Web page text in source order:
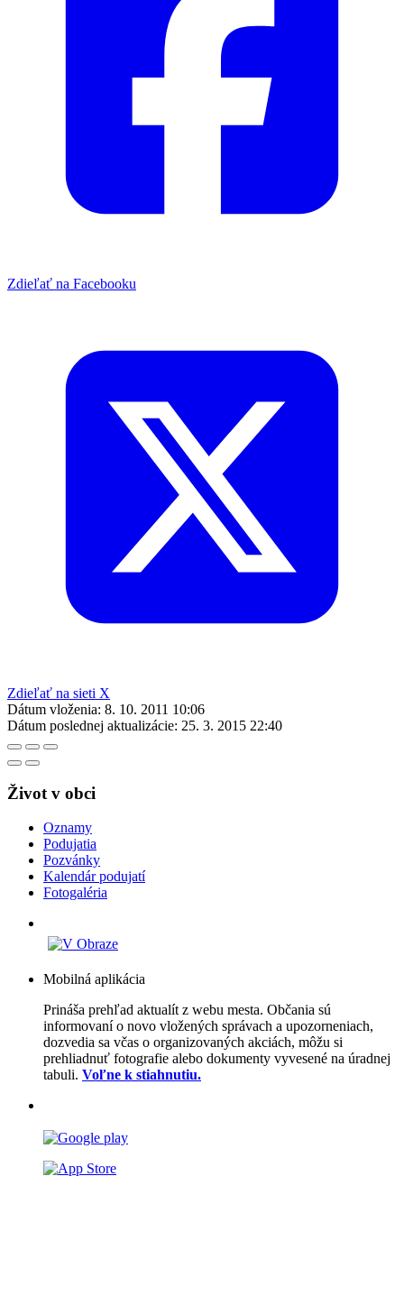
Zdieľať na Facebooku
Zdieľať na sieti X
Dátum vloženia: 8. 10. 2011 10:06
Dátum poslednej aktualizácie: 25. 3. 2015 22:40
Život v obci
Oznamy
Podujatia
Pozvánky
Kalendár podujatí
Fotogaléria
Mobilná aplikácia
Prináša prehľad aktualít z webu mesta. Občania sú
informovaní o novo vložených správach a upozorneniach,
dozvedia sa včas o organizovaných akciách, môžu si
prehliadnuť fotografie alebo dokumenty vyvesené na úradnej
tabuli. Voľne k stiahnutiu.